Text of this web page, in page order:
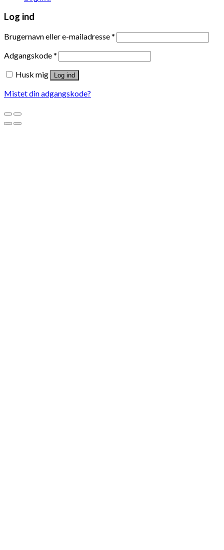
Log ind
Brugernavn eller e-mailadresse*
Adgangskode*
Husk mig
Log ind
Mistet din adgangskode?